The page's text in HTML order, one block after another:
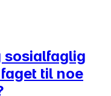
sosialfaglig
til noe